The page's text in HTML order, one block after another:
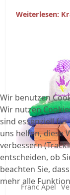
Weiterlesen:
Franc Apel
Wir benutzen
Wir nutzen
sind essenziell
uns helfen, diese
verbessern
entscheiden, ob
beachten Sie,
mehr alle